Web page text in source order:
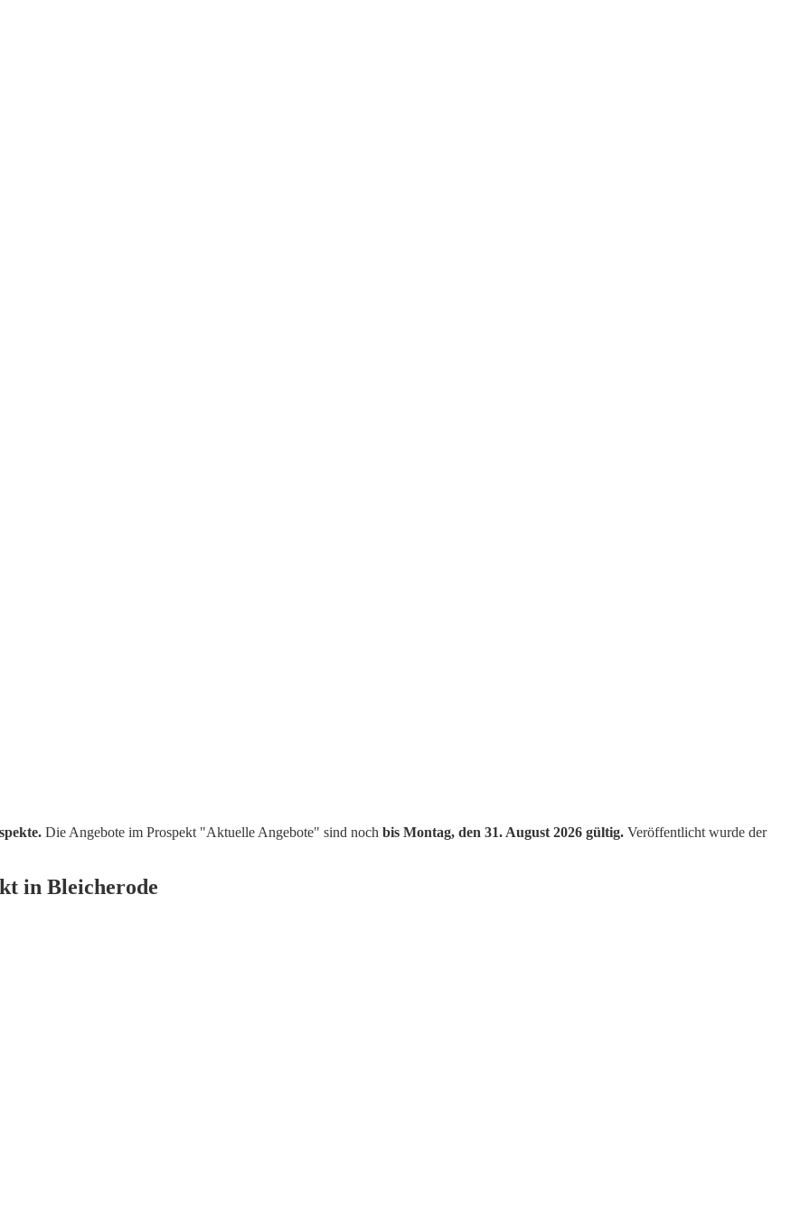
Die Angebote im Prospekt "Aktuelle Angebote" sind noch bis Montag, den 31. August 2026 gültig. Veröffentlicht wurde der
in Bleicherode